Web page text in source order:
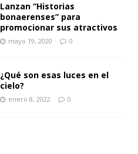
Lanzan “Historias
bonaerenses” para
promocionar sus atractivos
mayo 19, 2020 0
¿Qué son esas luces en el
cielo?
enero 8, 2022 0